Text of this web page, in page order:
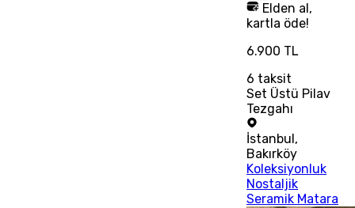
Elden al,
kartla öde!
6.900 TL
6 taksit
Set Üstü Pilav
Tezgahı
İstanbul ,
Bakırköy
Koleksiyonluk
Nostaljik
Seramik Matara